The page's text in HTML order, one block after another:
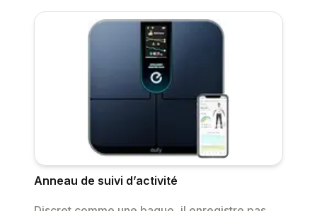
Anneau de suivi d’activité